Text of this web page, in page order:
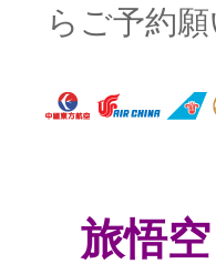
らご予約
旅悟